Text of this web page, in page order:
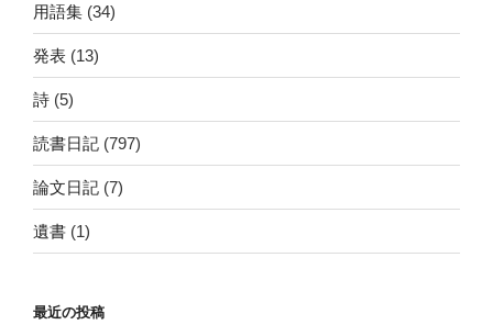
用語集 (34)
発表 (13)
詩 (5)
読書日記 (797)
論文日記 (7)
遺書 (1)
最近の投稿